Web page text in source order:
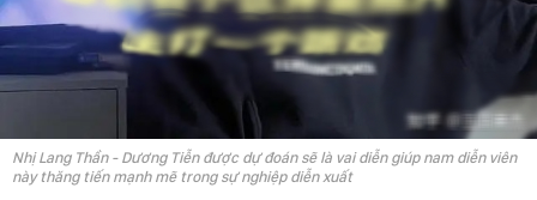
Nhị Lang Thần - Dương Tiễn được dự đoán sẽ là vai diễn giúp nam diễn viên
này thăng tiến mạnh mẽ trong sự nghiệp diễn xuất